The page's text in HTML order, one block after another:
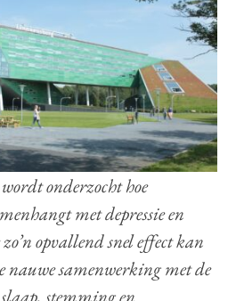
onderzocht hoe
met depressie en
opvallend snel effect kan
nauwe samenwerking met de
stemming en